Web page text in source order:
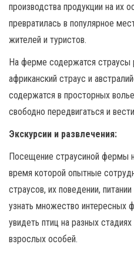
производства продукции на их
превратилась в популярное
жителей и туристов.
На ферме содержатся страусы
африканский страус и
содержатся в просторных
свободно передвигаться и
Экскурсии и развлечения:
Посещение страусиной фермы
время которой опытные
страусов, их поведении,
узнать множество интересных
увидеть птиц на разных
взрослых особей.